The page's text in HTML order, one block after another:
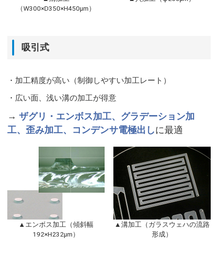
（W300×D350×H450μm）
吸引式
・加工精度が高い（制御しやすい加工レート）
・広い面、浅い溝の加工が得意
→ ザグリ・エンボス加工、グラデーション加
工、歪み加工、
コンデンサ電極出しに最適
▲エンボス加工（傾斜幅
192×H232μm）
▲溝加工（ガラスウェハの流路
形成）